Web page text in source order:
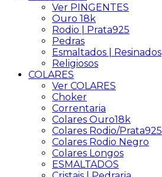
Ver PINGENTES
Ouro 18k
Rodio | Prata925
Pedras
Esmaltados | Resinados
Religiosos
COLARES
Ver COLARES
Choker
Correntaria
Colares Ouro18k
Colares Rodio/Prata925
Colares Rodio Negro
Colares Longos
ESMALTADOS